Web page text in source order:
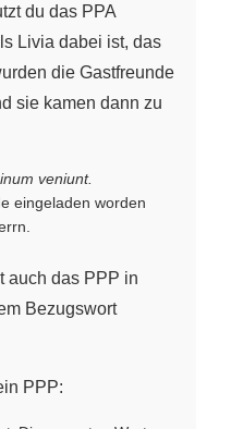
du das PPA
Livia dabei ist, das
die Gastfreunde
sie kamen dann zu
veniunt.
eingeladen worden
auch das PPP in
Bezugswort
PPP: